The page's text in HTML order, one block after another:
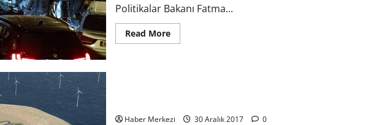
Politikalar Bakanı Fatma...
Read More
Haber Merkezi 30 Aralık 2017 0